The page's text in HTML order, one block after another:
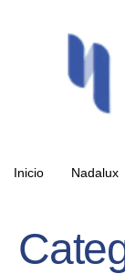
Inicio Nadalux